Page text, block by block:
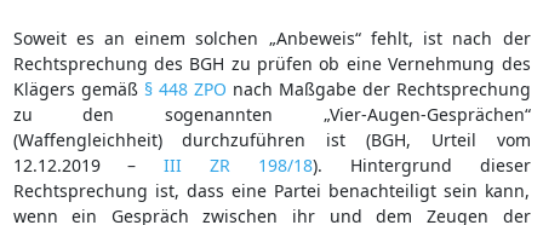
Soweit es an einem solchen „Anbeweis“ fehlt, ist nach der
Rechtsprechung des BGH zu prüfen ob eine Vernehmung des
Klägers gemäß § 448 ZPO nach Maßgabe der Rechtsprechung
zu den sogenannten „Vier-Augen-Gesprächen“
(Waffengleichheit) durchzuführen ist (BGH, Urteil vom
12.12.2019 –III ZR 198/18). Hintergrund dieser
Rechtsprechung ist, dass eine Partei benachteiligt sein kann,
wenn ein Gespräch zwischen ihr und dem Zeugen der